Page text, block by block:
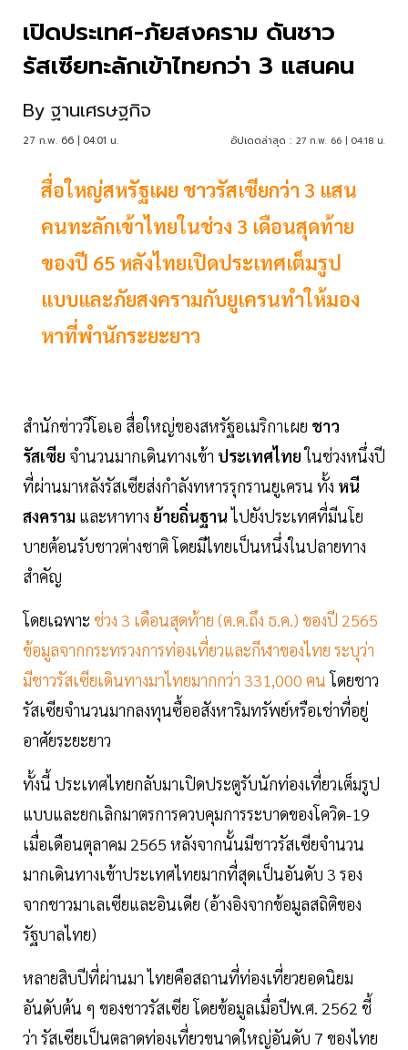
เปิดประเทศ-ภัยสงคราม ดันชาว
รัสเซียทะลักเข้าไทยกว่า 3 แสนคน
By ฐานเศรษฐกิจ
27 ก.พ. 66 | 04:01 น. อัปเดตล่าสุด : 27 ก.พ. 66 | 04:18 น.
สื่อใหญ่สหรัฐเผย ชาวรัสเซียกว่า 3 แสน
คนทะลักเข้าไทยในช่วง 3 เดือนสุดท้าย
ของปี 65 หลังไทยเปิดประเทศเต็มรูป
แบบและภัยสงครามกับยูเครนทำให้มอง
หาที่พำนักระยะยาว
สำนักข่าววีโอเอ สื่อใหญ่ของสหรัฐอเมริกาเผย ชาว
รัสเซีย จำนวนมากเดินทางเข้า ประเทศไทยในช่วงหนึ่งปี
ที่ผ่านมาหลังรัสเซียส่งกำลังทหารรุกรานยูเครน ทั้ง หนี
สงคราม และหาทาง ย้ายถิ่นฐานไปยังประเทศที่มีนโย
บายต้อนรับชาวต่างชาติ โดยมีไทยเป็นหนึ่งในปลายทาง
สำคัญ
โดยเฉพาะ ช่วง 3 เดือนสุดท้าย (ต.ค.ถึง ธ.ค.) ของปี 2565
ข้อมูลจากกระทรวงการท่องเที่ยวและกีฬาของไทย ระบุว่า
มีชาวรัสเซียเดินทางมาไทยมากกว่า 331,000 คนโดยชาว
รัสเซียจำนวนมากลงทุนซื้ออสังหาริมทรัพย์หรือเช่าที่อยู่
อาศัยระยะยาว
ทั้งนี้ ประเทศไทยกลับมาเปิดประตูรับนักท่องเที่ยวเต็มรูป
แบบและยกเลิกมาตรการควบคุมการระบาดของโควิด-19
เมื่อเดือนตุลาคม 2565 หลังจากนั้นมีชาวรัสเซียจำนวน
มากเดินทางเข้าประเทศไทยมากที่สุดเป็นอันดับ 3 รอง
จากชาวมาเลเซียและอินเดีย (อ้างอิงจากข้อมูลสถิติของ
รัฐบาลไทย)
หลายสิบปีที่ผ่านมา ไทยคือสถานที่ท่องเที่ยวยอดนิยม
อันดับต้น ๆ ของชาวรัสเซีย โดยข้อมูลเมื่อปีพ.ศ. 2562 ชี้
ว่า รัสเซียเป็นตลาดท่องเที่ยวขนาดใหญ่อันดับ 7 ของไทย